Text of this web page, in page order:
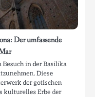
Der umfassende
Besuch in der Basilika
Diese
der gotischen
kulturelles Erbe der